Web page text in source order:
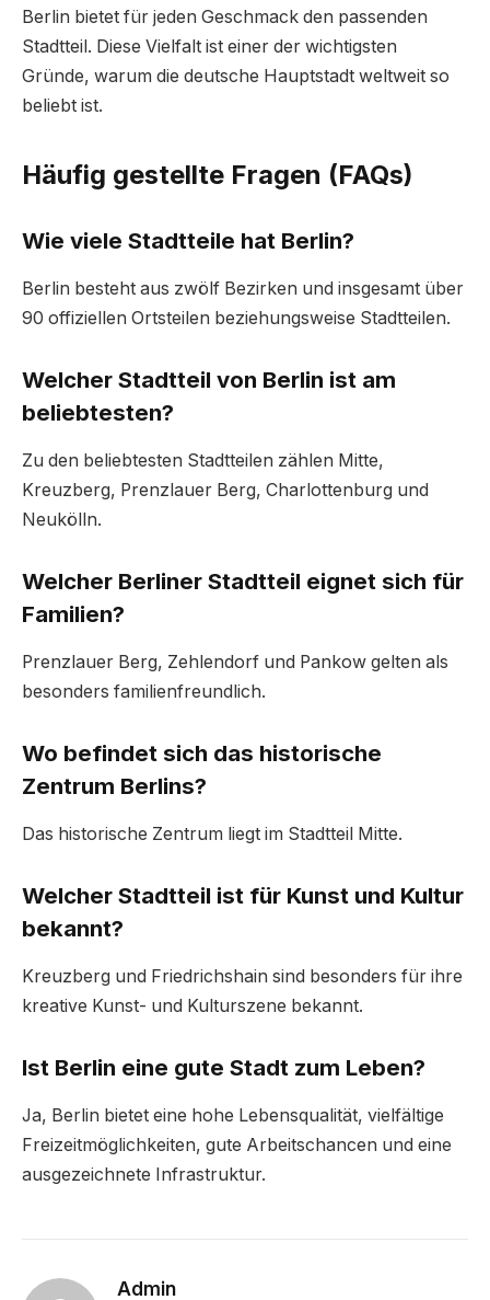
Berlin bietet für jeden Geschmack den passenden
Stadtteil. Diese Vielfalt ist einer der wichtigsten
Gründe, warum die deutsche Hauptstadt weltweit so
beliebt ist.
Häufig gestellte Fragen (FAQs)
Wie viele Stadtteile hat Berlin?
Berlin besteht aus zwölf Bezirken und insgesamt über
90 offiziellen Ortsteilen beziehungsweise Stadtteilen.
Welcher Stadtteil von Berlin ist am
beliebtesten?
Zu den beliebtesten Stadtteilen zählen Mitte,
Kreuzberg, Prenzlauer Berg, Charlottenburg und
Neukölln.
Welcher Berliner Stadtteil eignet sich für
Familien?
Prenzlauer Berg, Zehlendorf und Pankow gelten als
besonders familienfreundlich.
Wo befindet sich das historische
Zentrum Berlins?
Das historische Zentrum liegt im Stadtteil Mitte.
Welcher Stadtteil ist für Kunst und Kultur
bekannt?
Kreuzberg und Friedrichshain sind besonders für ihre
kreative Kunst- und Kulturszene bekannt.
Ist Berlin eine gute Stadt zum Leben?
Ja, Berlin bietet eine hohe Lebensqualität, vielfältige
Freizeitmöglichkeiten, gute Arbeitschancen und eine
ausgezeichnete Infrastruktur.
Admin